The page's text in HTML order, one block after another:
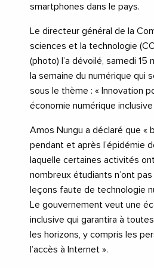
smartphones dans le pays.
Le directeur général de la
sciences et la technologie
(photo) l’a dévoilé, samedi 15
la semaine du numérique qui
sous le thème : « Innovation
économie numérique inclusive
Amos Nungu a déclaré que «
pendant et après l’épidémie
laquelle certaines activités
nombreux étudiants n’ont
leçons faute de technologie
Le gouvernement veut une
inclusive qui garantira à
les horizons, y compris les
l’accès à Internet ».